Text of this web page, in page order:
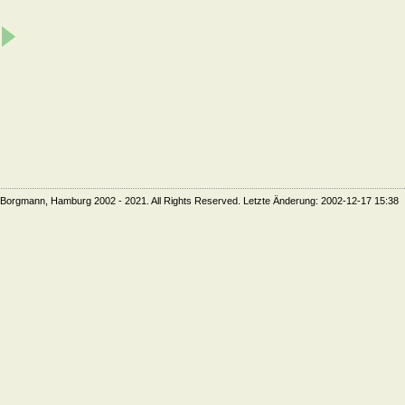
Hamburg 2002 - 2021. All Rights Reserved. Letzte Änderung: 2002-12-17 15:38